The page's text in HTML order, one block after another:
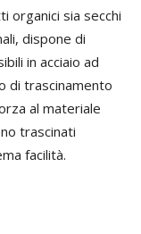
organici sia secchi
dispone di
in acciaio ad
di trascinamento
al materiale
trascinati
facilità.